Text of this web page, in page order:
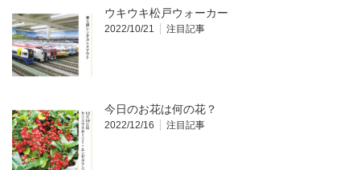
ウキウキ松戸ウォーカー
2022/10/21 注目記事
今日のお花は何の花？
2022/12/16 注目記事